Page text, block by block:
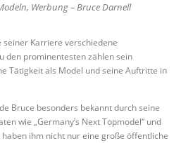
Werbung – Bruce Darnell
seiner Karriere verschiedene
den prominentesten zählen sein
Tätigkeit als Model und seine Auftritte in
Bruce besonders bekannt durch seine
wie „Germany’s Next Topmodel“ und
haben ihm nicht nur eine große öffentliche